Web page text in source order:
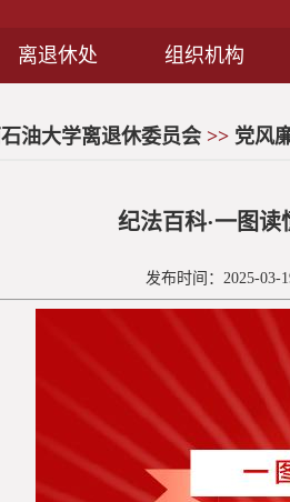
离退休处 组织机构
油大学离退休委员会 >> 党风
纪法百科·一图
发布时间：2025-